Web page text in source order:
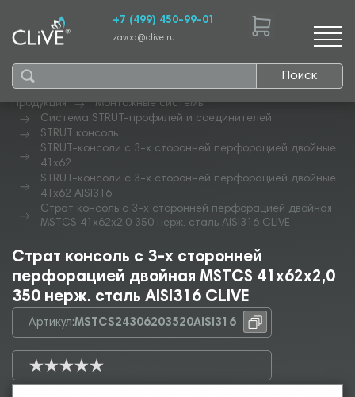
Поиск
+7 (499) 450-99-01
zavod@clive.ru
Продукция
Монтажные системы
Система STRUT-профилей и соединителей
STRUT консоль
STRUT-консоли с 3-х сторонней перфорацией двойные
41х62
STRUT-консоли с 3-х сторонней перфорацией двойные
41х62 AISI316
Страт консоль с 3-х сторонней перфорацией двойная
MSTCS 41х62х2,0 350 нерж. сталь AISI316 CLIVE
Страт консоль с 3-х сторонней
перфорацией двойная MSTCS 41х62х2,0
350 нерж. сталь AISI316 CLIVE
Артикул:MSTCS24306203520AISI316